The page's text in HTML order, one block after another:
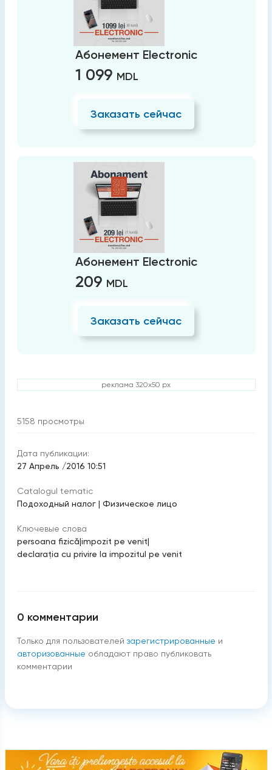
Абонемент Electronic
1 099 MDL
Заказать сейчас
Абонемент Electronic
209 MDL
Заказать сейчас
реклама 320x50 px
5158 просмотры
Дата публикации:
27 Апрель /2016 10:51
Catalogul tematic
Подоходный налог | Физическое лицо
Ключевые слова
persoana fizică|impozit pe venit|
declaraţia cu privire la impozitul pe venit
0 комментарии
Только для пользователей зарегистрированные и
авторизованные обладают право публиковать
комментарии